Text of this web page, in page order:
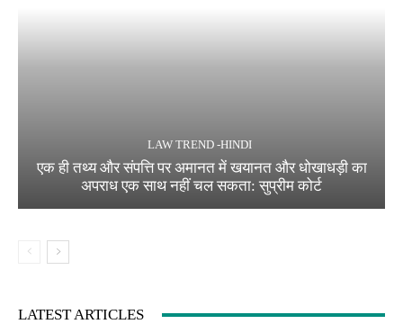
LAW TREND -HINDI
एक ही तथ्य और संपत्ति पर अमानत में खयानत और धोखाधड़ी का
अपराध एक साथ नहीं चल सकता: सुप्रीम कोर्ट
LATEST ARTICLES